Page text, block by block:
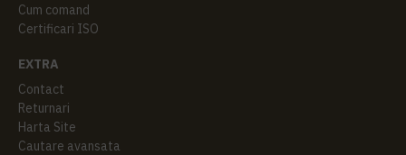
Cum comand
Certificari ISO
EXTRA
Contact
Returnari
Harta Site
Cautare avansata